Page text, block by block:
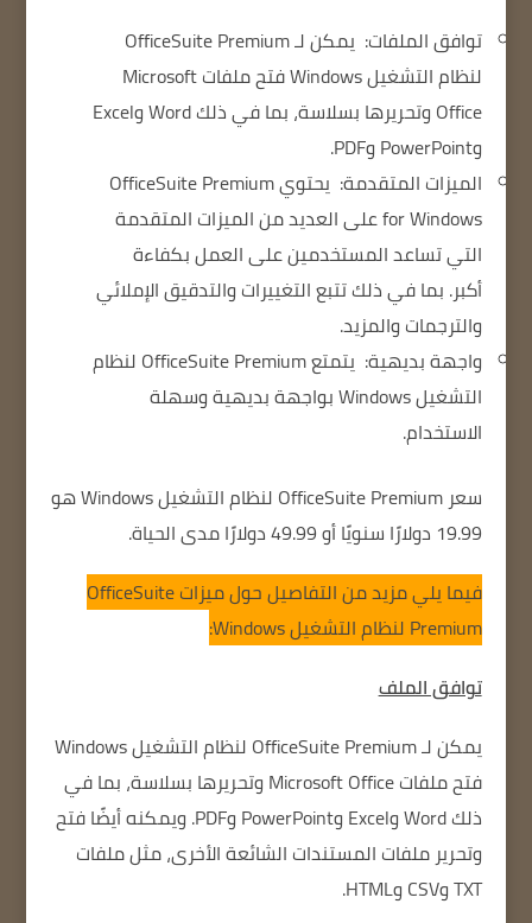
توافق الملفات:
يمكن لـ OfficeSuite Premium
لنظام التشغيل Windows فتح ملفات Microsoft
Office وتحريرها بسلاسة، بما في ذلك Word وExcel
وPowerPoint وPDF.
الميزات المتقدمة:
يحتوي OfficeSuite Premium
for Windows على العديد من الميزات المتقدمة
التي تساعد المستخدمين على العمل بكفاءة
أكبر. بما في ذلك تتبع التغييرات والتدقيق الإملائي
والترجمات والمزيد.
واجهة بديهية:
يتمتع OfficeSuite Premium لنظام
التشغيل Windows بواجهة بديهية وسهلة
الاستخدام.
سعر OfficeSuite Premium لنظام التشغيل Windows هو
19.99 دولارًا سنويًا أو 49.99 دولارًا مدى الحياة.
فيما يلي مزيد من التفاصيل حول ميزات OfficeSuite
Premium لنظام التشغيل Windows:
توافق الملف
يمكن لـ OfficeSuite Premium لنظام التشغيل Windows
فتح ملفات Microsoft Office وتحريرها بسلاسة، بما في
ذلك Word وExcel وPowerPoint وPDF.
ويمكنه أيضًا فتح
وتحرير ملفات المستندات الشائعة الأخرى، مثل ملفات
TXT وCSV وHTML.